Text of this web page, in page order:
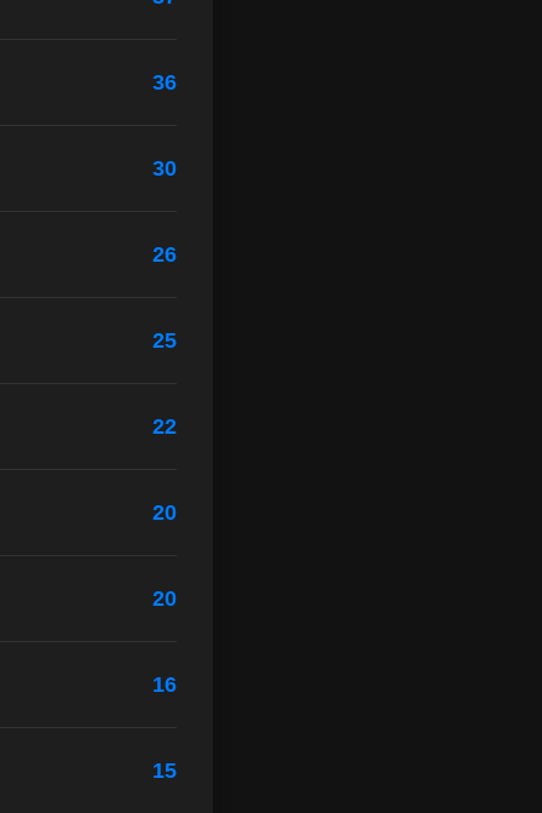
36
30
26
25
22
20
20
16
15